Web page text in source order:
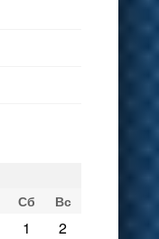
Сб Вс
1
2